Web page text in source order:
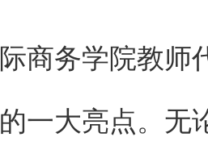
商务学院教师
一大亮点。无